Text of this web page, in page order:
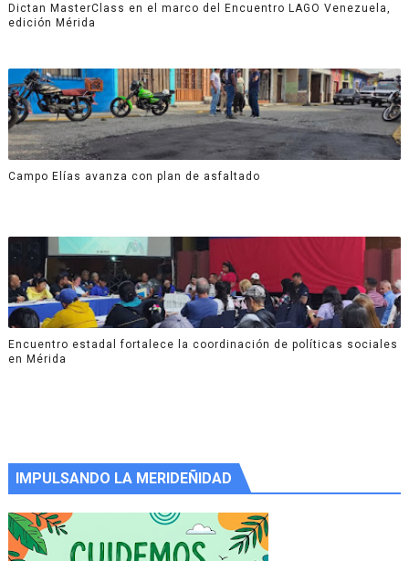
Dictan MasterClass en el marco del Encuentro LAGO Venezuela,
edición Mérida
Campo Elías avanza con plan de asfaltado
Encuentro estadal fortalece la coordinación de políticas sociales
en Mérida
IMPULSANDO LA MERIDEÑIDAD